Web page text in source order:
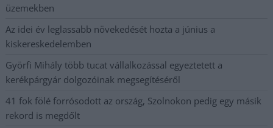
üzemekben
Az idei év leglassabb növekedését hozta a június a
kiskereskedelemben
Györfi Mihály több tucat vállalkozással egyeztetett a
kerékpárgyár dolgozóinak megsegítéséről
41 fok fölé forrósodott az ország, Szolnokon pedig egy másik
rekord is megdőlt